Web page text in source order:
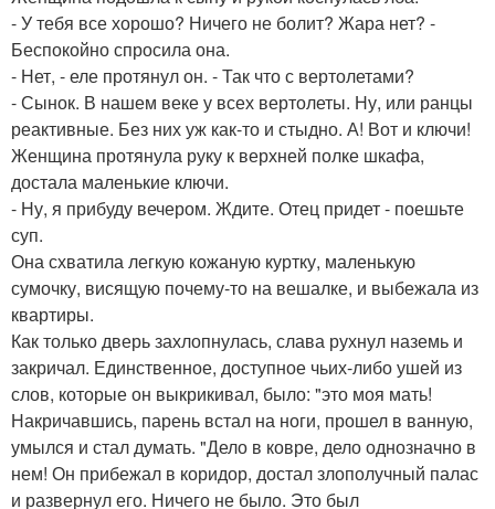
- У тебя все хорошо? Ничего не болит? Жара нет? -
Беспокойно спросила она.
- Нет, - еле протянул он. - Так что с вертолетами?
- Сынок. В нашем веке у всех вертолеты. Ну, или ранцы
реактивные. Без них уж как-то и стыдно. А! Вот и ключи!
Женщина протянула руку к верхней полке шкафа,
достала маленькие ключи.
- Ну, я прибуду вечером. Ждите. Отец придет - поешьте
суп.
Она схватила легкую кожаную куртку, маленькую
сумочку, висящую почему-то на вешалке, и выбежала из
квартиры.
Как только дверь захлопнулась, слава рухнул наземь и
закричал. Единственное, доступное чьих-либо ушей из
слов, которые он выкрикивал, было: "это моя мать!
Накричавшись, парень встал на ноги, прошел в ванную,
умылся и стал думать. "Дело в ковре, дело однозначно в
нем! Он прибежал в коридор, достал злополучный палас
и развернул его. Ничего не было. Это был